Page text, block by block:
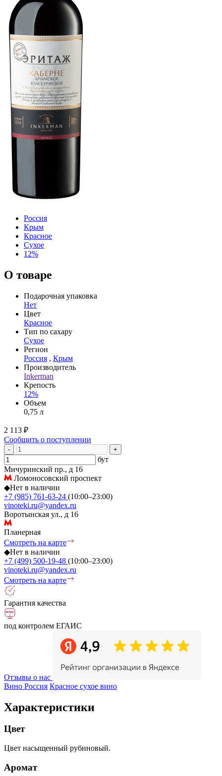
Россия
Крым
Красное
Сухое
12%
О товаре
Подарочная упаковка
Нет
Цвет
Красное
Тип по сахару
Сухое
Регион
Россия , Крым
Производитель
Inkerman
Крепость
12%
Объем
0,75 л
2 113 ₽
Сообщить о поступлении
- +
бут
Мичуринский пр., д 16
Ломоносовский проспект
◆Нет в наличии
+7 (985) 761-63-24 (10:00–23:00)
vinoteki.ru@yandex.ru
Воротынская ул., д 16
Планерная
Смотреть на карте
◆Нет в наличии
+7 (499) 500-19-48 (10:00–23:00)
vinoteki.ru@yandex.ru
Смотреть на карте
Гарантия качества
под контролем ЕГАИС
Отзывы о нас
Вино Россия Красное сухое вино
Характеристики
Цвет
Цвет насыщенный рубиновый.
Аромат